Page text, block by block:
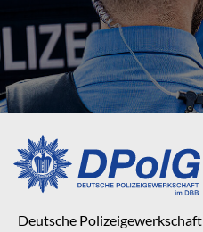
Deutsche Polizeigewerkschaft